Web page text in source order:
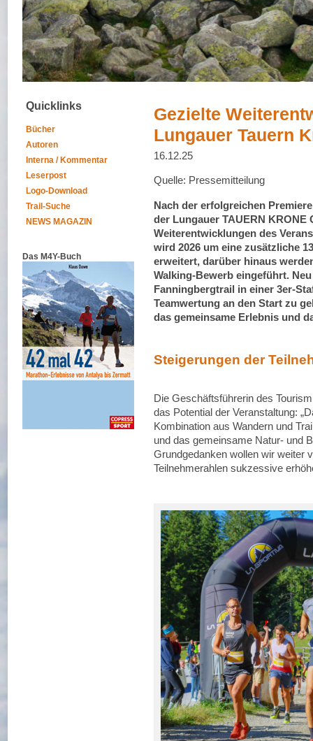
Quicklinks
Bücher
Autoren
Interna / Kommentar
Leserpost
Logo-Download
Trail-Suche
NEWS MAGAZIN
Das M4Y-Buch
Gezielte
Lungauer Tauern
16.12.25
Quelle: Pressemitteilung
Nach der erfolgreichen
der Lungauer TAUERN KRONE
Weiterentwicklungen des
wird 2026 um eine zusätzliche
erweitert, darüber hinaus
Walking-Bewerb eingeführt.
Fanningbergtrail in einer 3er-
Teamwertung an den Start zu
das gemeinsame Erlebnis und
Steigerungen der
Die Geschäftsführerin des
das Potential der Veranstaltung:
Kombination aus Wandern und
und das gemeinsame Natur- und
Grundgedanken wollen wir weiter
Teilnehmerahlen sukzessive